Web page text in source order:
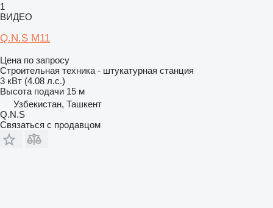
1
ВИДЕО
Q.N.S М11
Цена по запросу
Строительная техника - штукатурная станция
3 кВт (4.08 л.с.)
Высота подачи 15 м
Узбекистан, Ташкент
Q.N.S
Связаться с продавцом